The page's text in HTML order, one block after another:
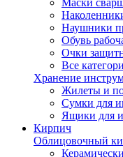
Маски
Наушники
Обувь
Очки
Все
Хранение
Жилеты и
Сумки для
Ящики для
Кирпич
Облицовочный